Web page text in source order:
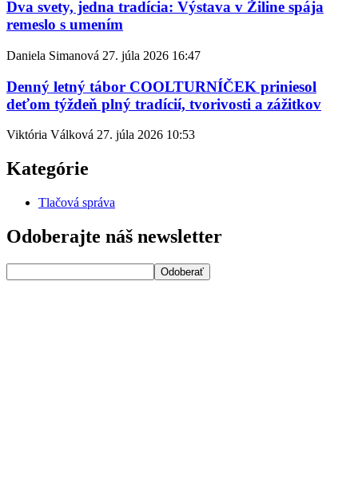
Dva svety, jedna tradícia: Výstava v Žiline spája
remeslo s umením
Daniela Simanová 27. júla 2026 16:47
Denný letný tábor COOLTURNÍČEK priniesol
deťom týždeň plný tradícií, tvorivosti a zážitkov
Viktória Válková 27. júla 2026 10:53
Kategórie
Tlačová správa
Odoberajte náš newsletter